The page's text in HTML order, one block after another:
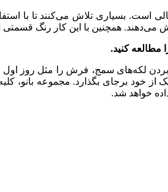
بسیاری تلاش می‌کنند تا با
همچنین با این کار رنگ قسمتی
مطالعه کنید.
بردن لکه‌های سمج، فرش را مثل روز
خود برجای بگذارد. مجموعه بانو،
خواهد شد.